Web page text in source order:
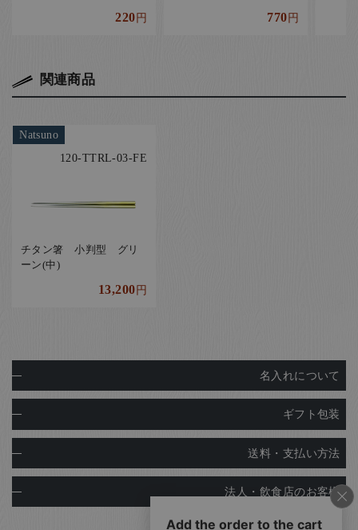
220円 770円
関連商品
Natsuno
120-TTRL-03-FE
チタン箸 小判型 グリ
ーン(中)
13,200円
名入れについて
ギフト包装
送料・支払い方法
法人・飲食店のお客様